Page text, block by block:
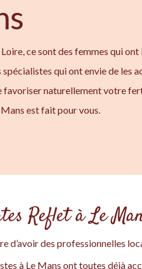
ce sont des femmes qui
qui ont envie de les
favoriser naturellement votre
est fait pour vous.
Reflet à Le
d’avoir des professionnelles
à Le Mans ont toutes déjà